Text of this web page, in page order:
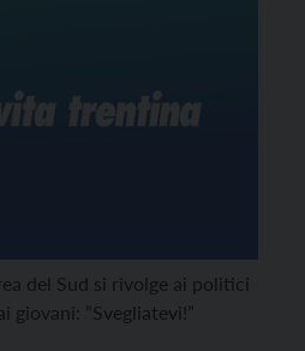
del Sud si rivolge ai politici
giovani: “Svegliatevi!”